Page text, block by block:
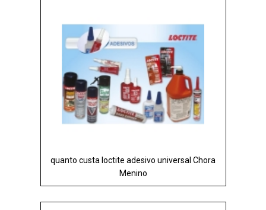
quanto custa loctite adesivo universal Chora
Menino